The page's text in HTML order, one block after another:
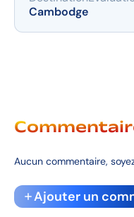
Cambodge
Aucun commentaire,
Ajouter un